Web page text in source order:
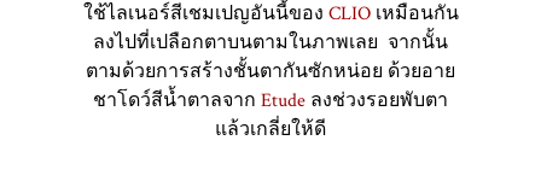
ใช้ไลเนอร์สีเชมเปญอันนี้ของ CLIOเหมือนกัน
ลงไปที่เปลือกตาบนตามในภาพเลย จากนั้น
ตามด้วยการสร้างชั้นตากันซักหน่อย ด้วยอาย
ชาโดว์สีน้ำตาลจาก Etude ลงช่วงรอยพับตา
แล้วเกลี่ยให้ดี